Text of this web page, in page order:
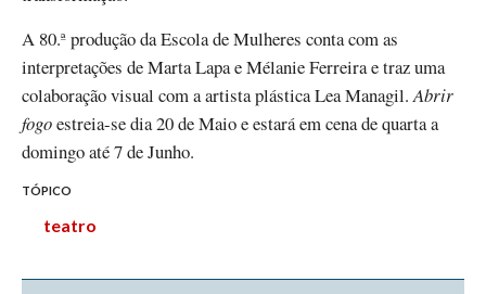
A 80.ª produção da Escola de Mulheres conta com as
interpretações de Marta Lapa e Mélanie Ferreira e traz uma
colaboração visual com a artista plástica Lea Managil.Abrir
fogoestreia-se dia 20 de Maio e estará em cena de quarta a
domingo até 7 de Junho.
TÓPICO
teatro